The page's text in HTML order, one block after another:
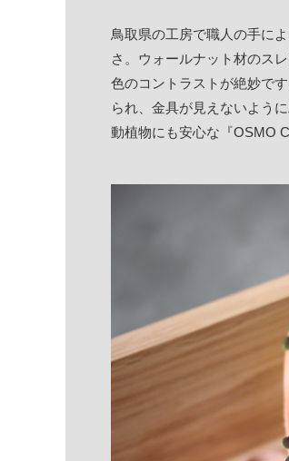
鳥取県の工房で職人の手に
さ。ウォールナット材のス
色のコントラストが絶妙で
られ、金具が見えないよう
動植物にも安心な『OSMO